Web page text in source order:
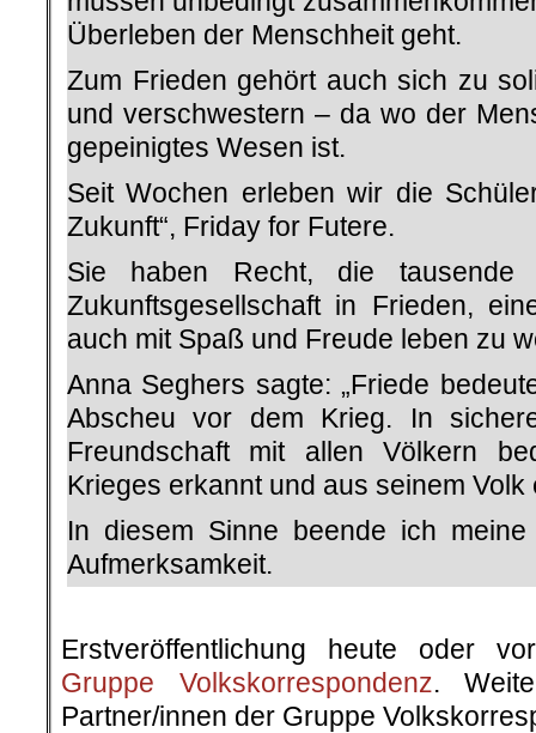
Überleben der Menschheit geht.
Zum Frieden gehört auch sich zu
und verschwestern – da wo der
gepeinigtes Wesen ist.
Seit Wochen erleben wir die
Zukunft“, Friday for Futere.
Sie haben Recht, die
Zukunftsgesellschaft in Frieden,
auch mit Spaß und Freude leben zu
Anna Seghers sagte: „Friede
Abscheu vor dem Krieg. In
Freundschaft mit allen Völkern
Krieges erkannt und aus seinem Volk
In diesem Sinne beende ich
Aufmerksamkeit.
Erstveröffentlichung heute oder
Gruppe Volkskorrespondenz.
Partner/innen der Gruppe